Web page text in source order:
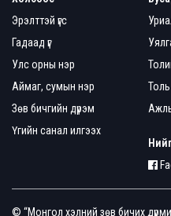
Эрэлттэй үгс
Гадаад үг
Улс орны нэр
Аймаг, сумын нэр
Зөв бичгийн дүрэм
Үгийн санал илгээх
© “Монгол хэлний зөв бичих